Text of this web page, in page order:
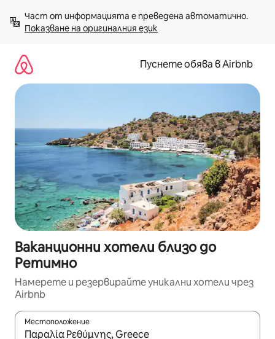
към
съдържанието
Показване на оригиналния език
Пуснете обява в Airbnb
Ваканционни хотели близо до
Ретимно
Намерете и резервирайте уникални хотели чрез
Airbnb
Местоположение
Когато резултатите се покажат, използвайте